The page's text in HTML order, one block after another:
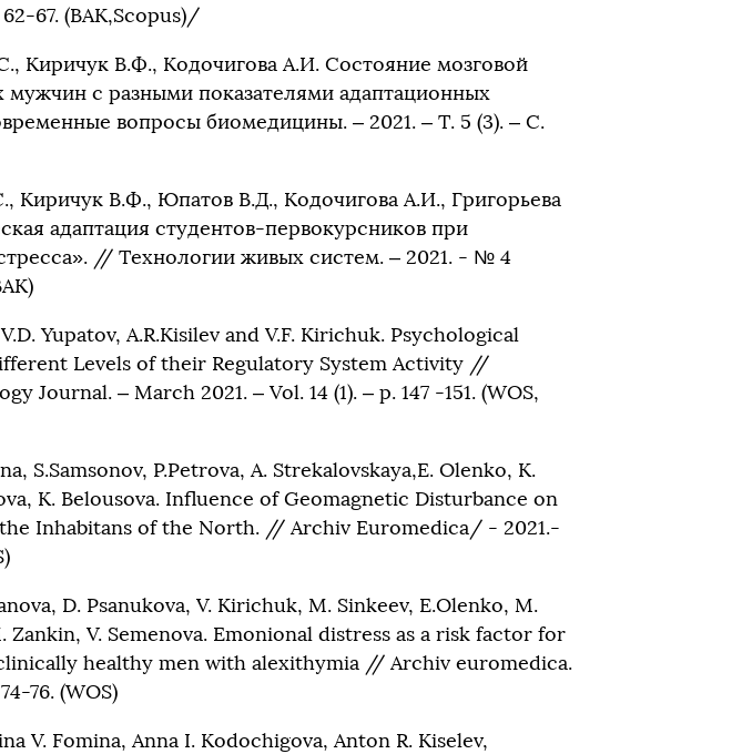
67. (ВАК,Scopus)/
Киричук В.Ф., Кодочигова А.И. Состояние мозговой
с разными показателями адаптационных
вопросы биомедицины. – 2021. – Т. 5 (3). – С.
Киричук В.Ф., Юпатов В.Д., Кодочигова А.И., Григорьева
адаптация студентов-первокурсников при
// Технологии живых систем. – 2021. - № 4
Yupatov, A.R.Kisilev and V.F. Kirichuk. Psychological
Levels of their Regulatory System Activity //
Journal. – March 2021. – Vol. 14 (1). – p. 147 -151. (WOS,
S.Samsonov, P.Petrova, A. Strekalovskaya,E. Olenko, K.
K. Belousova. Influence of Geomagnetic Disturbance on
Inhabitans of the North. // Archiv Euromedica/ - 2021.-
D. Psanukova, V. Kirichuk, M. Sinkeev, E.Olenko, M.
Zankin, V. Semenova. Emonional distress as a risk factor for
healthy men with alexithymia // Archiv euromedica.
76. (WOS)
V. Fomina, Anna I. Kodochigova, Anton R. Kiselev,